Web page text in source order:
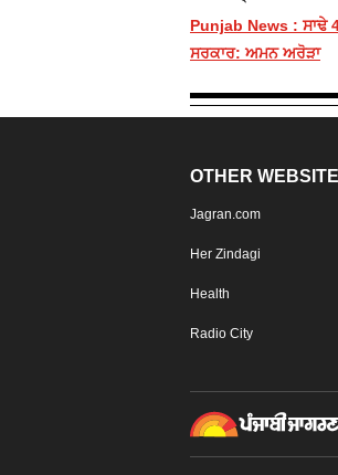
Punjab News : ਸਾਢੇ
ਸਰਕਾਰ: ਅਮਨ ਅਰੋੜਾ
OTHER
Jagran.com
Her Zindagi
Health
Radio City